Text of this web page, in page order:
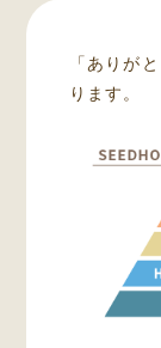
「ありが
ります。